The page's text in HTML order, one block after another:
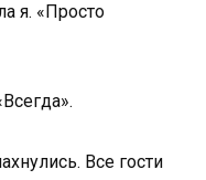
я. «Просто
Все гости